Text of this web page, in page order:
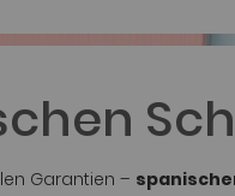
Garantien –